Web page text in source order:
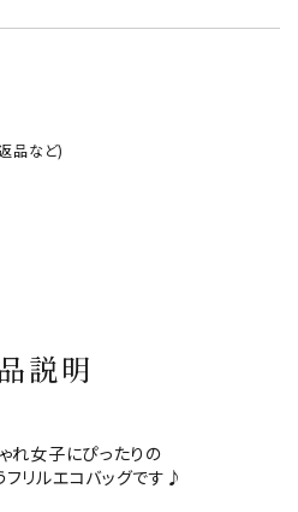
品など)
説明
れ女子にぴったりの
リルエコバッグです♪